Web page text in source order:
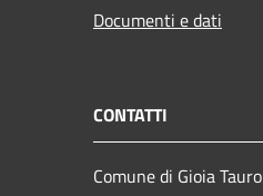
Documenti e dati
CONTATTI
Comune di Gioia Tauro